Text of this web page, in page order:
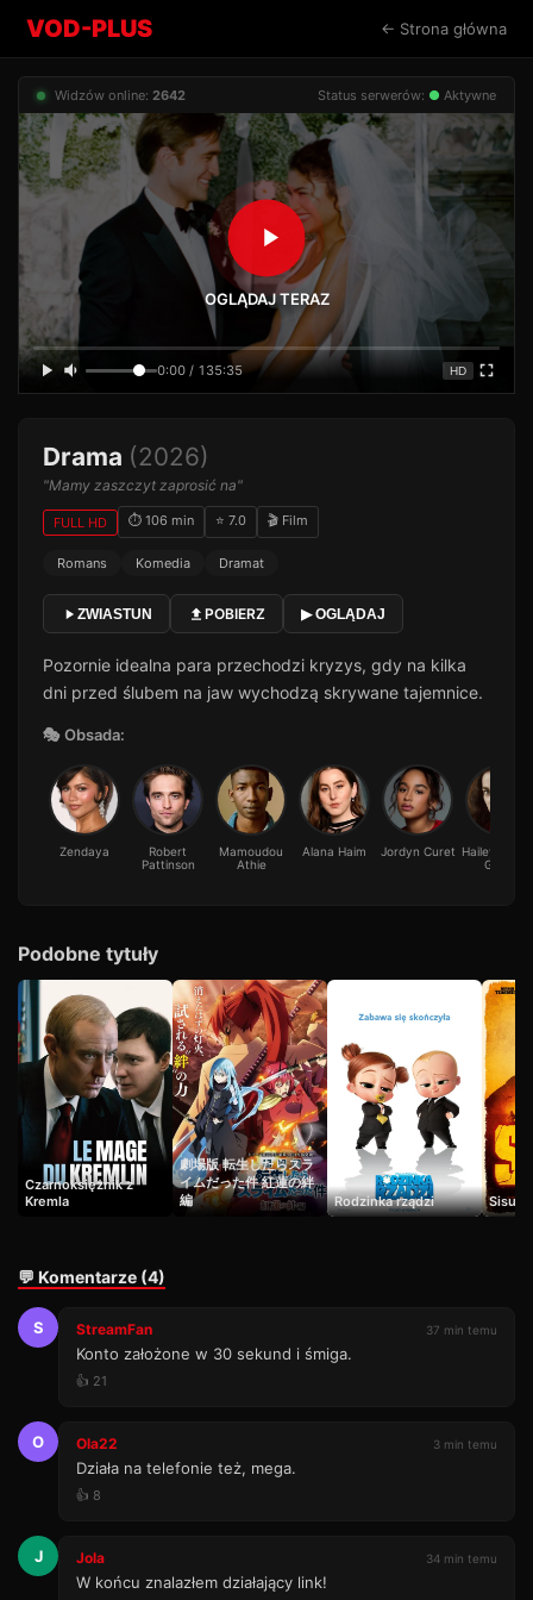
VOD-PLUS ← Strona główna
Widzów online: 2642 Status serwerów: ● Aktywne
OGLĄDAJ TERAZ
0:00 / 135:35 HD
Drama (2026)
"Mamy zaszczyt zaprosić na"
FULL HD ⏱ 106 min ⭐ 7.0 🎬 Film
Romans Komedia Dramat
ZWIASTUN POBIERZ ▶ OGLĄDAJ
Pozornie idealna para przechodzi kryzys, gdy na kilka
dni przed ślubem na jaw wychodzą skrywane tajemnice.
🎭 Obsada:
Zendaya
Robert
Pattinson
Mamoudou
Athie
Alana Haim Jordyn Curet Hailey
Gates
Podobne tytuły
Czarnoksiężnik z
Kremla
劇場版 転生したらスラ
イムだった件 紅蓮の絆
編
Rodzinka rządzi Sisu
💬 Komentarze (4)
S StreamFan 37 min temu
Konto założone w 30 sekund i śmiga.
👍 21
O Ola22 3 min temu
Działa na telefonie też, mega.
👍 8
J Jola 34 min temu
W końcu znalazłem działający link!